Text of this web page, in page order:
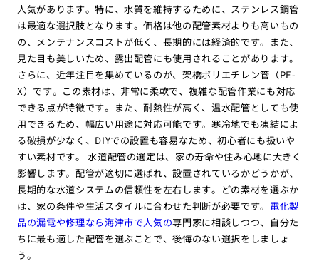
人気があります。特に、水質を維持するために、ステンレス鋼管
は最適な選択肢となります。価格は他の配管素材よりも高いもの
の、メンテナンスコストが低く、長期的には経済的です。また、
見た目も美しいため、露出配管にも使用されることがあります。
さらに、近年注目を集めているのが、架橋ポリエチレン管（PE-
X）です。この素材は、非常に柔軟で、複雑な配管作業にも対応
できる点が特徴です。また、耐熱性が高く、温水配管としても使
用できるため、幅広い用途に対応可能です。寒冷地でも凍結によ
る破損が少なく、DIYでの設置も容易なため、初心者にも扱いや
すい素材です。 水道配管の選定は、家の寿命や住み心地に大きく
影響します。配管が適切に選ばれ、設置されているかどうかが、
長期的な水道システムの信頼性を左右します。どの素材を選ぶか
は、家の条件や生活スタイルに合わせた判断が必要です。 電化製
品の漏電や修理なら海津市で人気の専門家に相談しつつ、自分た
ちに最も適した配管を選ぶことで、後悔のない選択をしましょ
う。